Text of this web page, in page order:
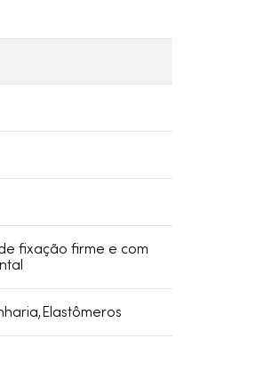
fixação firme e com